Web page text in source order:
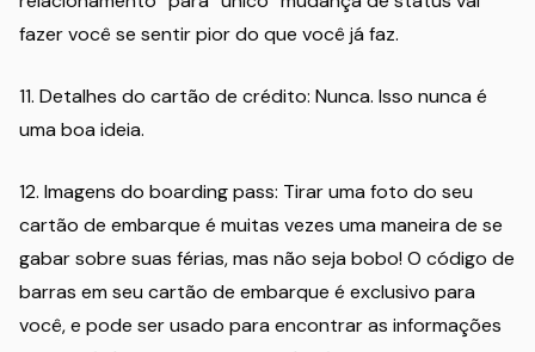
fazer você se sentir pior do que você já faz.
11. Detalhes do cartão de crédito: Nunca. Isso nunca é
uma boa ideia.
12. Imagens do boarding pass: Tirar uma foto do seu
cartão de embarque é muitas vezes uma maneira de se
gabar sobre suas férias, mas não seja bobo! O código de
barras em seu cartão de embarque é exclusivo para
você, e pode ser usado para encontrar as informações